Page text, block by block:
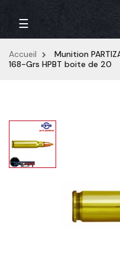
Basculer la
☰
Accueil
Munition
168-Grs HPBT boite de 20